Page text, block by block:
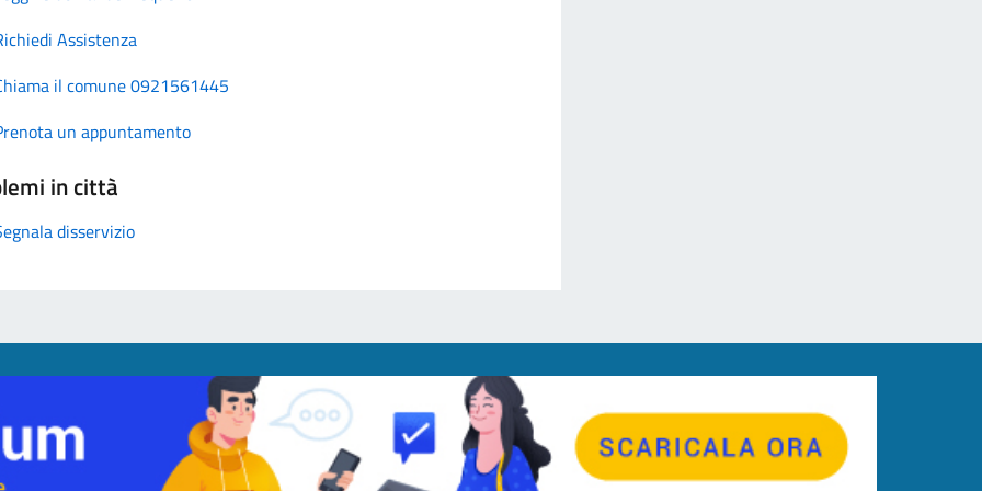
Assistenza
il comune 0921561445
un appuntamento
in città
disservizio